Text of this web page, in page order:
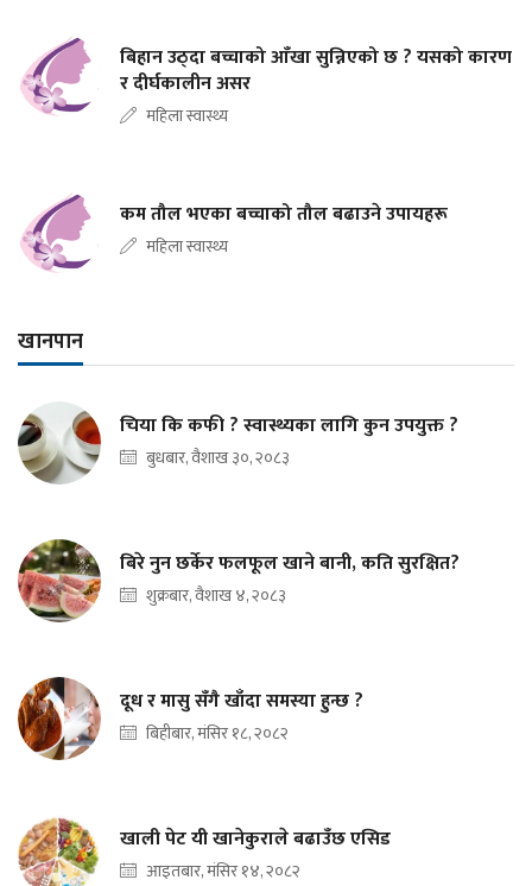
बिहान उठ्दा बच्चाको आँखा सुन्निएको छ ? यसको कारण
र दीर्घकालीन असर
महिला स्वास्थ्य
कम तौल भएका बच्चाको तौल बढाउने उपायहरू
महिला स्वास्थ्य
खानपान
चिया कि कफी ? स्वास्थ्यका लागि कुन उपयुक्त ?
बुधबार, वैशाख ३०, २०८३
बिरे नुन छर्केर फलफूल खाने बानी, कति सुरक्षित?
शुक्रबार, वैशाख ४, २०८३
दूध र मासु सँगै खाँदा समस्या हुन्छ ?
बिहीबार, मंसिर १८, २०८२
खाली पेट यी खानेकुराले बढाउँछ एसिड
आइतबार, मंसिर १४, २०८२